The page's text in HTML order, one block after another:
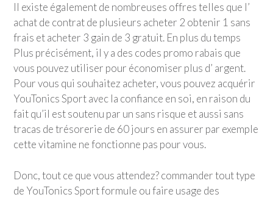
Il existe également de nombreuses offres telles que l’
achat de contrat de plusieurs acheter 2 obtenir 1 sans
frais et acheter 3 gain de 3 gratuit. En plus du temps
Plus précisément, il y a des codes promo rabais que
vous pouvez utiliser pour économiser plus d’ argent.
Pour vous qui souhaitez acheter, vous pouvez acquérir
YouTonics Sport avec la confiance en soi, en raison du
fait qu’il est soutenu par un sans risque et aussi sans
tracas de trésorerie de 60 jours en assurer par exemple
cette vitamine ne fonctionne pas pour vous.
Donc, tout ce que vous attendez? commander tout type
de YouTonics Sport formule ou faire usage des